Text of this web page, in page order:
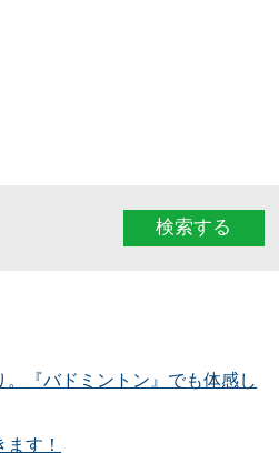
検索する
『バドミントン』でも体感し
す！